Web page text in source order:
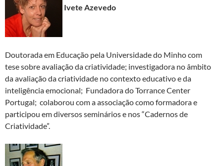
Ivete Azevedo
Doutorada em Educação pela Universidade do Minho com
tese sobre avaliação da criatividade; investigadora no âmbito
da avaliação da criatividade no contexto educativo e da
inteligência emocional; Fundadora do Torrance Center
Portugal; colaborou com a associação como formadora e
participou em diversos seminários e nos “Cadernos de
Criatividade”.